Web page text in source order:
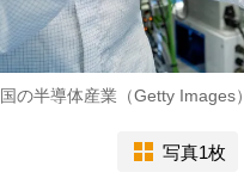
の半導体産業（Getty Images）
写真1枚